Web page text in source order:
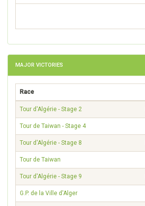
MAJOR VICTORIES
Race
Tour d'Algérie - Stage 2
Tour de Taiwan - Stage 4
Tour d'Algérie - Stage 8
Tour de Taiwan
Tour d'Algérie - Stage 9
G.P. de la Ville d'Alger